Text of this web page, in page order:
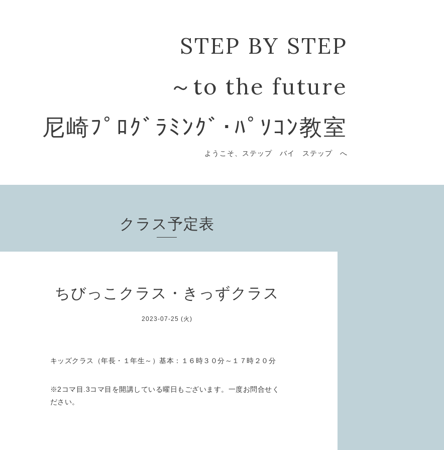
STEP BY STEP
～to the future
尼崎ﾌﾟﾛｸﾞﾗﾐﾝｸﾞ･ﾊﾟｿｺﾝ教室
ようこそ、ステップ バイ ステップ へ
クラス予定表
ちびっこクラス・きっずクラス
2023-07-25 (火)
キッズクラス（年長・１年生～）基本：１６時３０分～１７時２０分
※2コマ目.3コマ目を開講している曜日もございます。一度お問合せく
ださい。